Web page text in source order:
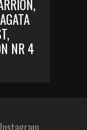
NR 4
Instagram